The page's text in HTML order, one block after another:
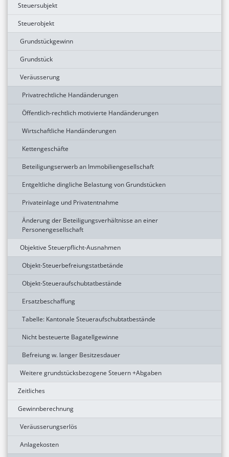
Steuersubjekt
Steuerobjekt
Grundstückgewinn
Grundstück
Veräusserung
Privatrechtliche Handänderungen
Öffentlich-rechtlich motivierte Handänderungen
Wirtschaftliche Handänderungen
Kettengeschäfte
Beteiligungserwerb an Immobiliengesellschaft
Entgeltliche dingliche Belastung von Grundstücken
Privateinlage und Privatentnahme
Änderung der Beteiligungsverhältnisse an einer
Personengesellschaft
Objektive Steuerpflicht-Ausnahmen
Objekt-Steuerbefreiungstatbetände
Objekt-Steueraufschubtatbestände
Ersatzbeschaffung
Tabelle: Kantonale Steueraufschubtatbestände
Nicht besteuerte Bagatellgewinne
Befreiung w. langer Besitzesdauer
Weitere grundstücksbezogene Steuern +Abgaben
Zeitliches
Gewinnberechnung
Veräusserungserlös
Anlagekosten